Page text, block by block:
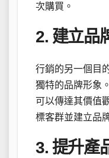
次購買。
2. 建立品
行銷的另一個目
獨特的品牌形象
可以傳達其價值
標客群並建立品
3. 提升產